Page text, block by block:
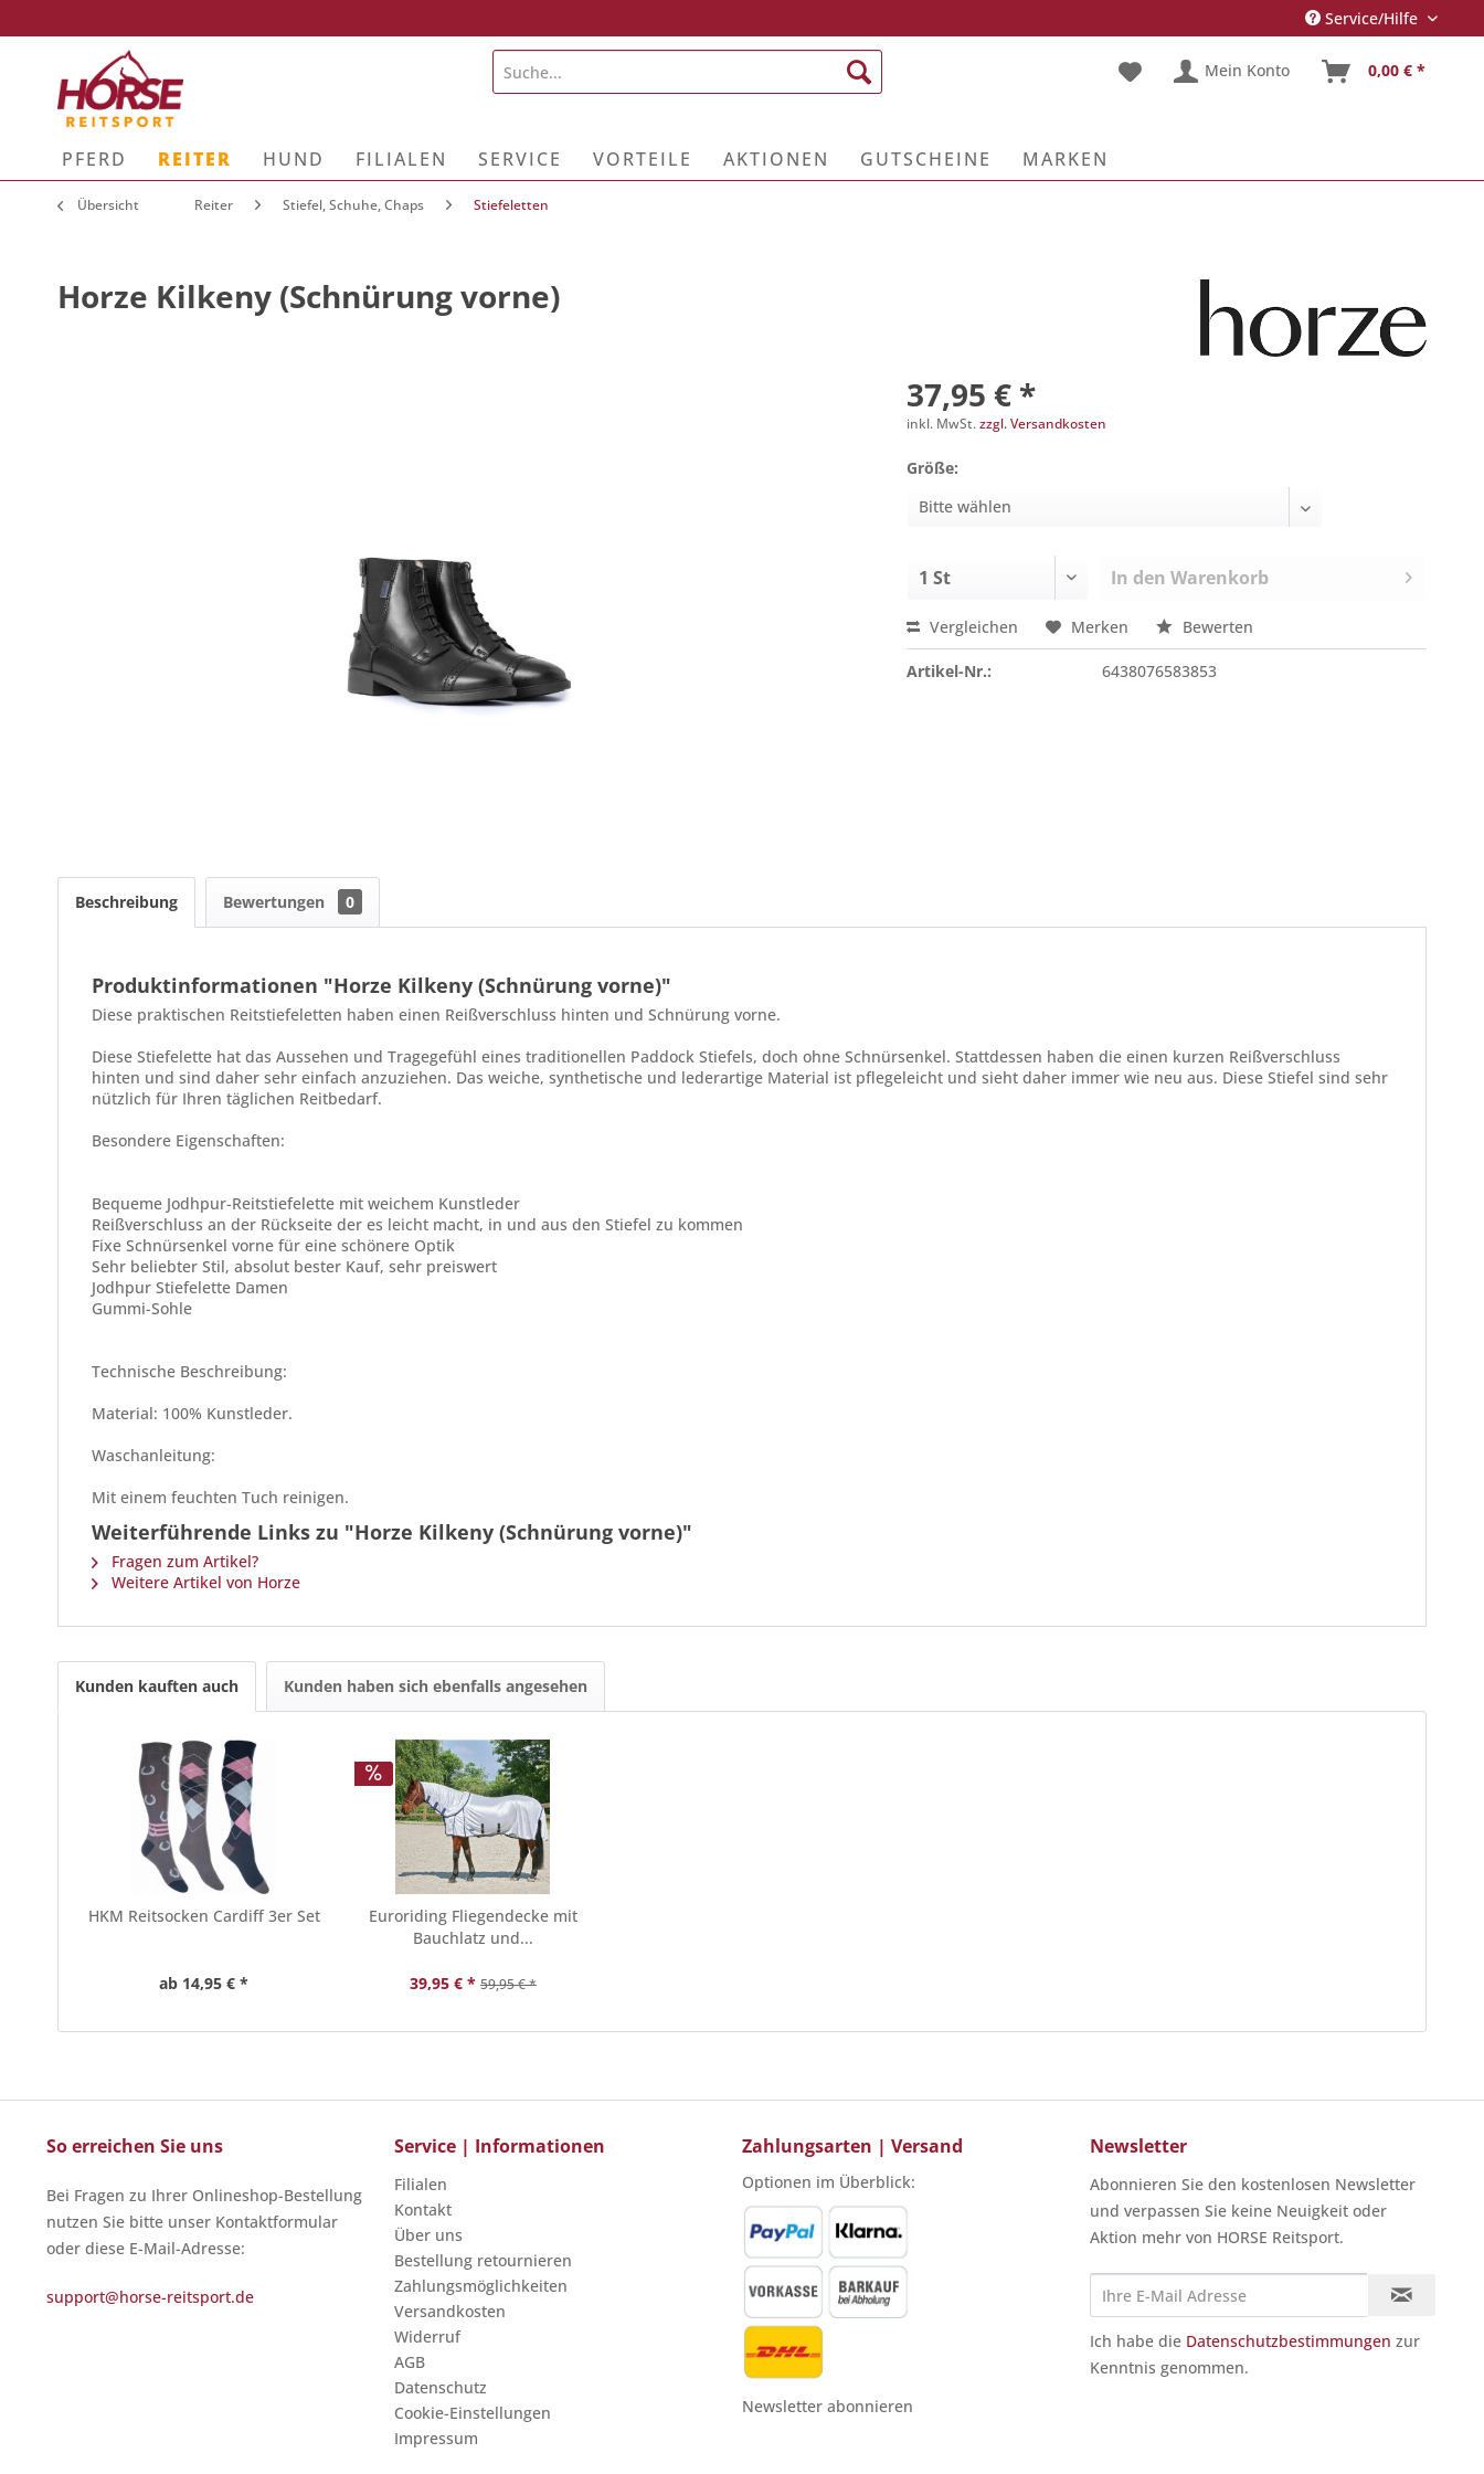
Service/Hilfe
Mein Konto 0,00 € *
PFERD REITER HUND FILIALEN SERVICE VORTEILE AKTIONEN GUTSCHEINE MARKEN
Übersicht Reiter Stiefel, Schuhe, Chaps Stiefeletten
Horze Kilkeny (Schnürung vorne)
37,95 € *
inkl. MwSt.zzgl. Versandkosten
Größe:
In den Warenkorb
Vergleichen Merken Bewerten
Artikel-Nr.: 6438076583853
Beschreibung Bewertungen 0
Produktinformationen "Horze Kilkeny (Schnürung vorne)"
Diese praktischen Reitstiefeletten haben einen Reißverschluss hinten und Schnürung vorne.
Diese Stiefelette hat das Aussehen und Tragegefühl eines traditionellen Paddock Stiefels, doch ohne Schnürsenkel. Stattdessen haben die einen kurzen Reißverschluss
hinten und sind daher sehr einfach anzuziehen. Das weiche, synthetische und lederartige Material ist pflegeleicht und sieht daher immer wie neu aus. Diese Stiefel sind sehr
nützlich für Ihren täglichen Reitbedarf.
Besondere Eigenschaften:
Bequeme Jodhpur-Reitstiefelette mit weichem Kunstleder
Reißverschluss an der Rückseite der es leicht macht, in und aus den Stiefel zu kommen
Fixe Schnürsenkel vorne für eine schönere Optik
Sehr beliebter Stil, absolut bester Kauf, sehr preiswert
Jodhpur Stiefelette Damen
Gummi-Sohle
Technische Beschreibung:
Material: 100% Kunstleder.
Waschanleitung:
Mit einem feuchten Tuch reinigen.
Weiterführende Links zu "Horze Kilkeny (Schnürung vorne)"
Fragen zum Artikel?
Weitere Artikel von Horze
Kunden kauften auch Kunden haben sich ebenfalls angesehen
HKM Reitsocken Cardiff 3er Set
ab 14,95 € *
Euroriding Fliegendecke mit
Bauchlatz und...
39,95 € * 59,95 € *
So erreichen Sie uns
Bei Fragen zu Ihrer Onlineshop-Bestellung
nutzen Sie bitte unser Kontaktformular
oder diese E-Mail-Adresse:
support@horse-reitsport.de
Service | Informationen
Filialen
Kontakt
Über uns
Bestellung retournieren
Zahlungsmöglichkeiten
Versandkosten
Widerruf
AGB
Datenschutz
Cookie-Einstellungen
Impressum
Zahlungsarten | Versand
Optionen im Überblick:
Newsletter abonnieren
Newsletter
Abonnieren Sie den kostenlosen Newsletter
und verpassen Sie keine Neuigkeit oder
Aktion mehr von HORSE Reitsport.
Ich habe die Datenschutzbestimmungen zur
Kenntnis genommen.